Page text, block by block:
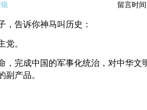
留言时间
，告诉你神马叫历史：
党。
，完成中国的军事化统治，对中华文
副产品。